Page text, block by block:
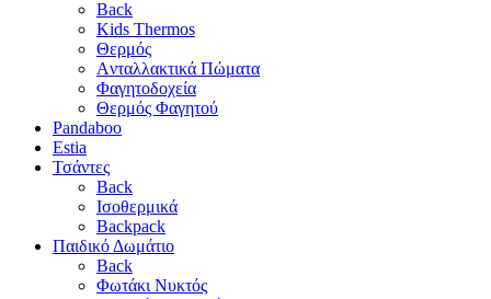
Back
Kids Thermos
Θερμός
Aνταλλακτικά Πώματα
Φαγητοδοχεία
Θερμός Φαγητού
Pandaboo
Estia
Τσάντες
Back
Ισοθερμικά
Backpack
Παιδικό Δωμάτιο
Back
Φωτάκι Νυκτός